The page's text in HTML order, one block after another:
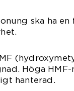
ska ha
Höga
hanterad.